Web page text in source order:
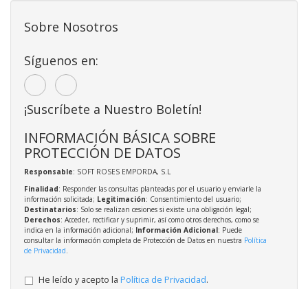
Sobre Nosotros
Síguenos en:
¡Suscríbete a Nuestro Boletín!
INFORMACIÓN BÁSICA SOBRE
PROTECCIÓN DE DATOS
Responsable: SOFT ROSES EMPORDA, S.L
Finalidad: Responder las consultas planteadas por el usuario y enviarle la
información solicitada; Legitimación: Consentimiento del usuario;
Destinatarios: Solo se realizan cesiones si existe una obligación legal;
Derechos: Acceder, rectificar y suprimir, así como otros derechos, como se
indica en la información adicional; Información Adicional: Puede
consultar la información completa de Protección de Datos en nuestra Política
de Privacidad
He leído y acepto la Política de Privacidad.